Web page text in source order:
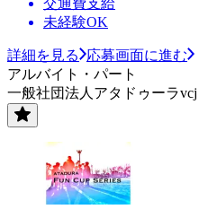
未経験OK
詳細を見る
応募画面に進む
アルバイト・パート
一般社団法人アタドゥーラvcj